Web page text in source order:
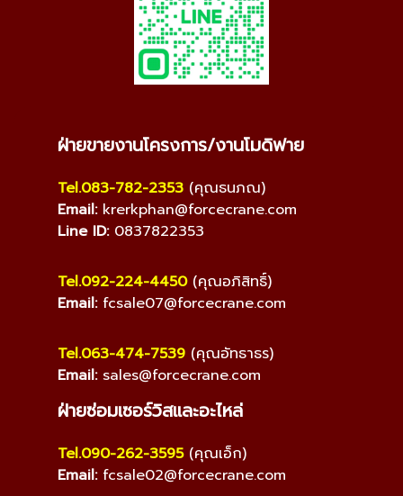
ฝ่ายขายงานโครงการ/งานโมดิฟาย
Tel.083-782-2353 (คุณธนภณ)
Email: krerkphan@forcecrane.com
Line ID:0837822353
Tel.092-224-4450(คุณอภิสิทธิ์)
Email: fcsale07@forcecrane.com
Tel.063-474-7539 (คุณอัทธาธร)
Email: sales@forcecrane.com
ฝ่ายซ่อมเซอร์วิสและอะไหล่
Tel.090-262-3595(คุณเอ็ก)
Email: fcsale02@forcecrane.com